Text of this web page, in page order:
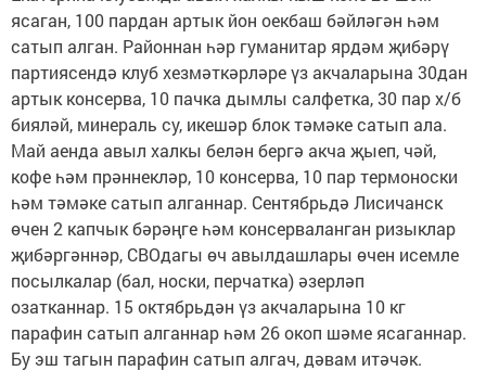
ясаган, 100 пардан артык йон оекбаш бәйләгән һәм
сатып алган. Районнан һәр гуманитар ярдәм җибәрү
партиясендә клуб хезмәткәрләре үз акчаларына 30дан
артык консерва, 10 пачка дымлы салфетка, 30 пар х/б
бияләй, минераль су, икешәр блок тәмәке сатып ала.
Май аенда авыл халкы белән бергә акча җыеп, чәй,
кофе һәм прәннекләр, 10 консерва, 10 пар термоноски
һәм тәмәке сатып алганнар. Сентябрьдә Лисичанск
өчен 2 капчык бәрәңге һәм консерваланган ризыклар
җибәргәннәр, СВОдагы өч авылдашлары өчен исемле
посылкалар (бал, носки, перчатка) әзерләп
озатканнар. 15 октябрьдән үз акчаларына 10 кг
парафин сатып алганнар һәм 26 окоп шәме ясаганнар.
Бу эш тагын парафин сатып алгач, дәвам итәчәк.